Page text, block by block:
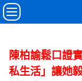
陳柏諭鬆口證
私生活」讓她